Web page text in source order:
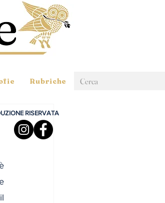
Rubriche
RISERVATA